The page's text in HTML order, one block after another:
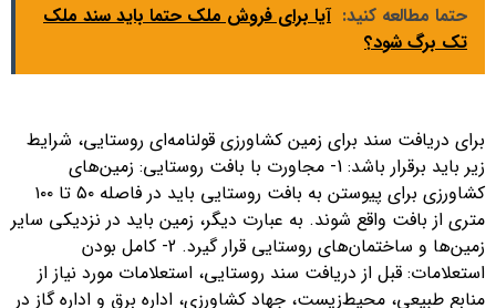
حتما مطالعه کنید: آیا برای فروش ملک حتما باید سند ملک
تک برگ شود؟
برای دریافت سند برای زمین کشاورزی قولنامه‌ای روستایی، شرایط
زیر باید برقرار باشد: 1- مجاورت با بافت روستایی: زمین‌های
کشاورزی برای پیوستن به بافت روستایی باید در فاصله ۵۰ تا ۱۰۰
متری از بافت واقع شوند. به عبارت دیگر، زمین باید در نزدیکی سایر
زمین‌ها و ساختمان‌های روستایی قرار گیرد. 2- کامل بودن
استعلامات: قبل از دریافت سند روستایی، استعلامات مورد نیاز از
منابع طبیعی، محیط‌زیست، جهاد کشاورزی، اداره برق و اداره گاز در